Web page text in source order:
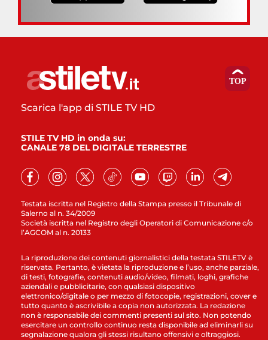
Testata iscritta nel Registro della Stampa presso il Tribunale di
Salerno al n. 34/2009
Società iscritta nel Registro degli Operatori di Comunicazione c/o
l’AGCOM al n. 20133
Scarica l'app di STILE TV HD
STILE TV HD in onda su:
CANALE 78 DEL DIGITALE TERRESTRE
La riproduzione dei contenuti giornalistici della testata STILETV è
riservata. Pertanto, è vietata la riproduzione e l’uso, anche parziale,
di testi, fotografie, contenuti audio/video, filmati, loghi, grafiche
aziendali e pubblicitarie, con qualsiasi dispositivo
elettronico/digitale o per mezzo di fotocopie, registrazioni, cover e
tutto quanto è ascrivibile a copia non autorizzata. La redazione
non è responsabile dei commenti presenti sul sito. Non potendo
esercitare un controllo continuo resta disponibile ad eliminarli su
segnalazione qualora gli stessi risultano offensivi e oltraggiosi.